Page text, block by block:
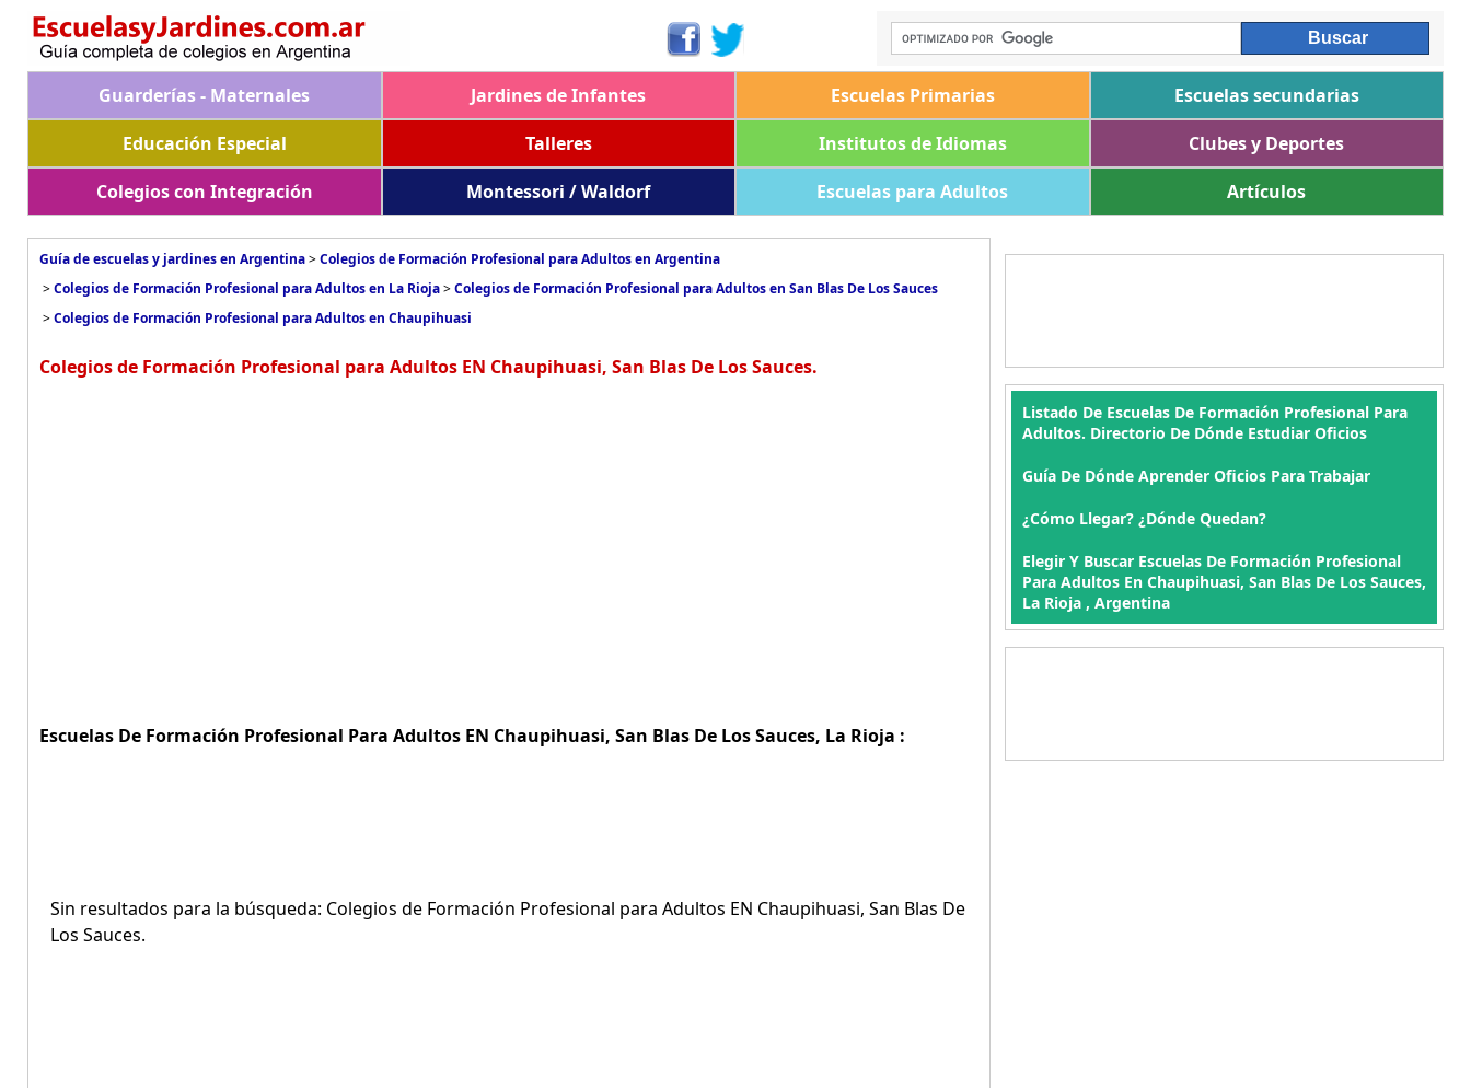
Guarderías - Maternales Jardines de Infantes Escuelas Primarias
Escuelas secundarias
Educación Especial
Talleres Institutos de Idiomas
Clubes y Deportes
Colegios con Integración
Montessori / Waldorf Escuelas para Adultos Artículos
Guía de escuelas y jardines en Argentina>Colegios de Formación Profesional para Adultos en Argentina
>Colegios de Formación Profesional para Adultos en La Rioja>Colegios de Formación Profesional para Adultos en San Blas De Los Sauces
>Colegios de Formación Profesional para Adultos en Chaupihuasi
Colegios de Formación Profesional para Adultos EN Chaupihuasi, San Blas De Los Sauces.
Escuelas De Formación Profesional Para Adultos EN Chaupihuasi, San Blas De Los Sauces, La Rioja :
Sin resultados para la búsqueda: Colegios de Formación Profesional para Adultos EN Chaupihuasi, San Blas De
Los Sauces.
Listado De Escuelas De Formación Profesional Para
Adultos. Directorio De Dónde Estudiar Oficios
Guía De Dónde Aprender Oficios Para Trabajar
¿Cómo Llegar? ¿Dónde Quedan?
Elegir Y Buscar Escuelas De Formación Profesional
Para Adultos En Chaupihuasi, San Blas De Los Sauces,
La Rioja , Argentina